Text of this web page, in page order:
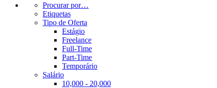
Procurar por…
Etiquetas
Tipo de Oferta
Estágio
Freelance
Full-Time
Part-Time
Temporário
Salário
10,000 - 20,000